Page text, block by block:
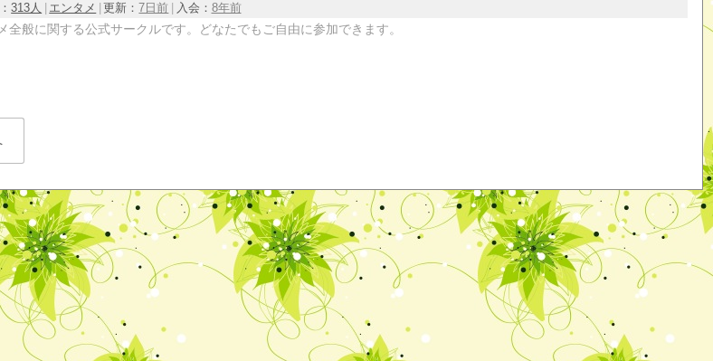
313人 エンタメ 更新：7日前 入会： 8年前
全般に関する公式サークルです。どなたでもご自由に参加できます。